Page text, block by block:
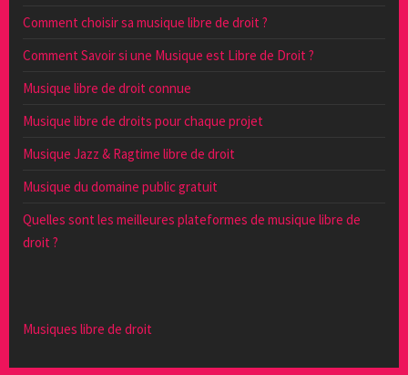
Comment choisir sa musique libre de droit ?
Comment Savoir si une Musique est Libre de Droit ?
Musique libre de droit connue
Musique libre de droits pour chaque projet
Musique Jazz & Ragtime libre de droit
Musique du domaine public gratuit
Quelles sont les meilleures plateformes de musique libre de
droit ?
Musiques libre de droit